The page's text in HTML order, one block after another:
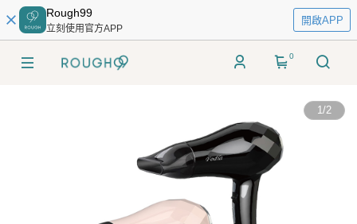
Rough99
立刻使用官方APP
開啟APP
0
1/2